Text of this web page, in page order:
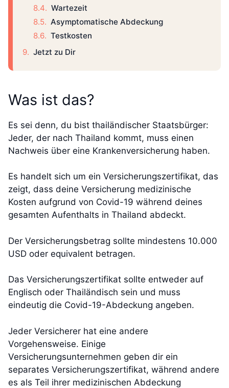
Wartezeit
Asymptomatische Abdeckung
Testkosten
Jetzt zu Dir
Was ist das?
Es sei denn, du bist thailändischer Staatsbürger:
Jeder, der nach Thailand kommt, muss einen
Nachweis über eine Krankenversicherung haben.
Es handelt sich um ein Versicherungszertifikat, das
zeigt, dass deine Versicherung medizinische
Kosten aufgrund von Covid-19 während deines
gesamten Aufenthalts in Thailand abdeckt.
Der Versicherungsbetrag sollte mindestens 10.000
USD oder equivalent betragen.
Das Versicherungszertifikat sollte entweder auf
Englisch oder Thailändisch sein und muss
eindeutig die Covid-19-Abdeckung angeben.
Jeder Versicherer hat eine andere
Vorgehensweise. Einige
Versicherungsunternehmen geben dir ein
separates Versicherungszertifikat, während andere
es als Teil ihrer medizinischen Abdeckung